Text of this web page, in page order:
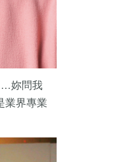
…妳問我
業界專業